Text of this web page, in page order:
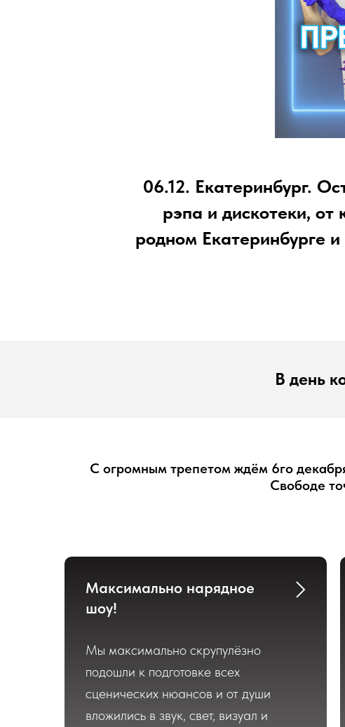
06.12. Екатеринбург.
рэпа и дискотеки, от
родном Екатеринбурге
В день
С огромным трепетом ждём 6го
Свободе
Максимально нарядное
шоу!
Мы максимально скрупулёзно
подошли к подготовке всех
сценических нюансов и от души
вложились в звук, свет, визуал и